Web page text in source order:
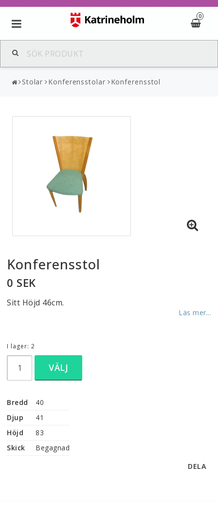
0
Stolar Konferensstolar Konferensstol
Konferensstol
0 SEK
Sitt Höjd 46cm.
Läs mer...
I lager: 2
VÄLJ
Bredd
40
Djup
41
Höjd
83
Skick
Begagnad
DELA